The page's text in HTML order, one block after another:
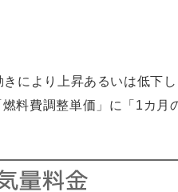
により上昇あるいは低下
料費調整単価」に「1カ月